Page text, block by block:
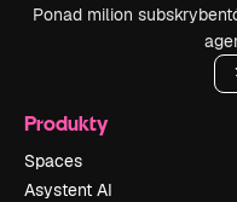
Ponad milion
Produkty
Spaces
Asystent AI